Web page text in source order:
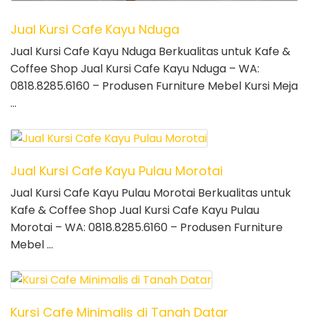
Jual Kursi Cafe Kayu Nduga
Jual Kursi Cafe Kayu Nduga Berkualitas untuk Kafe &
Coffee Shop Jual Kursi Cafe Kayu Nduga – WA:
0818.8285.6160 – Produsen Furniture Mebel Kursi Meja
…
Jual Kursi Cafe Kayu Pulau Morotai
Jual Kursi Cafe Kayu Pulau Morotai Berkualitas untuk
Kafe & Coffee Shop Jual Kursi Cafe Kayu Pulau
Morotai – WA: 0818.8285.6160 – Produsen Furniture
Mebel …
Kursi Cafe Minimalis di Tanah Datar